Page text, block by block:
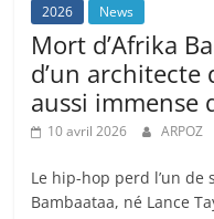
2026 News
Mort d’Afrika
d’un
aussi immense
10 avril 2026 ARPOZ
Le hip-hop perd l’un de
Bambaataa, né Lance